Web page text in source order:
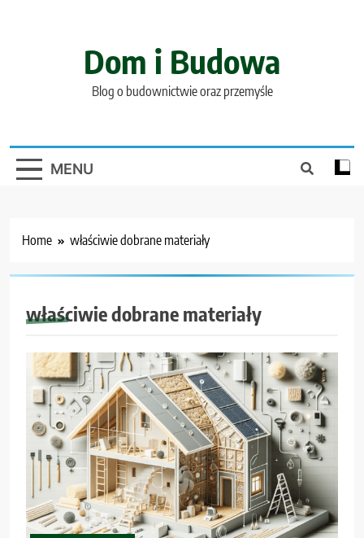
Dom i Budowa
Blog o budownictwie oraz przemyśle
MENU
Home właściwie dobrane materiały
właściwie dobrane materiały